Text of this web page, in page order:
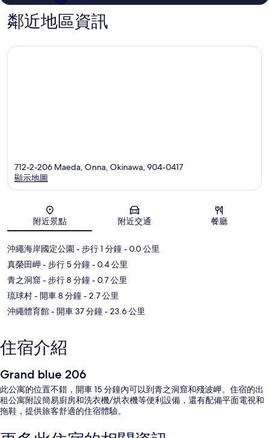
鄰近地區資訊
地圖
712-2-206 Maeda, Onna, Okinawa, 904-0417
顯示地圖
附近景點 附近交通 餐廳
沖繩海岸國定公園 - 步行 1 分鐘- 0.0 公里
真榮田岬 - 步行 5 分鐘- 0.4 公里
青之洞窟- 步行 8 分鐘- 0.7 公里
琉球村- 開車 8 分鐘- 2.7 公里
沖繩體育館- 開車 37 分鐘- 23.6 公里
住宿介紹
Grand blue 206
此公寓的位置不錯，開車 15 分鐘內可以到青之洞窟和殘波岬。住宿的出
租公寓附設簡易廚房和洗衣機/烘衣機等便利設備，還有配備平面電視和
拖鞋，提供旅客舒適的住宿體驗。